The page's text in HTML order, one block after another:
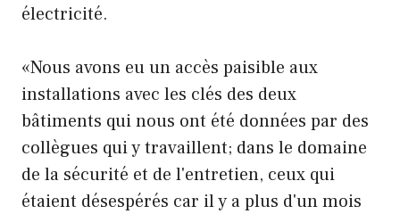
électricité.
«Nous avons eu un accès paisible aux
installations avec les clés des deux
bâtiments qui nous ont été données par des
collègues qui y travaillent; dans le domaine
de la sécurité et de l'entretien, ceux qui
étaient désespérés car il y a plus d'un mois